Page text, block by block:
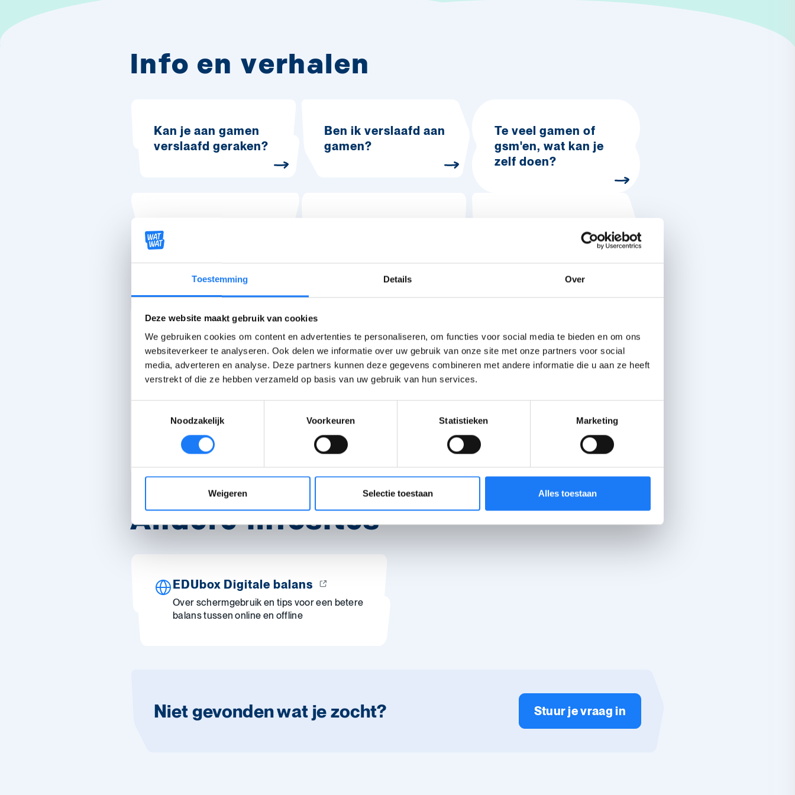
Toestemming Details Over
Deze website maakt gebruik van cookies
We gebruiken cookies om content en advertenties te personaliseren, om functies voor social media te bieden en om ons
websiteverkeer te analyseren. Ook delen we informatie over uw gebruik van onze site met onze partners voor social
media, adverteren en analyse. Deze partners kunnen deze gegevens combineren met andere informatie die u aan ze heeft
verstrekt of die ze hebben verzameld op basis van uw gebruik van hun services.
Noodzakelijk
Voorkeuren Statistieken Marketing
Weigeren Selectie toestaan Alles toestaan
Info en verhalen
Kan je aan gamen
verslaafd geraken?
Ben ik verslaafd aan
gamen?
Te veel gamen of
gsm'en, wat kan je
zelf doen?
apps verslavend?
mensen boos als ze
Op draken jagen was het
enige wat ik nog deed
Matthias
Lees het verhaal
Andere infosites
EDUbox Digitale balans
Over schermgebruik en tips voor een betere
balans tussen online en offline
Niet gevonden wat je zocht? Stuur je vraag in